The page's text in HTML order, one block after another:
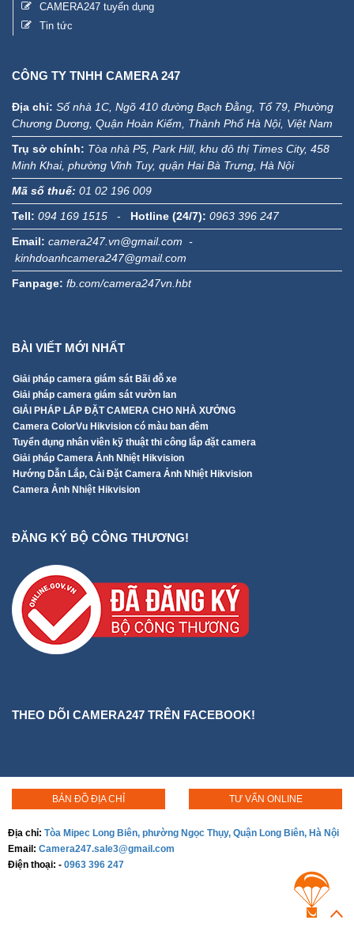
CAMERA247 tuyển dụng
Tin tức
CÔNG TY TNHH CAMERA 247
Địa chỉ: Số nhà 1C, Ngõ 410 đường Bạch Đằng, Tổ 79, Phường
Chương Dương, Quận Hoàn Kiếm, Thành Phố Hà Nội, Việt Nam
Trụ sở chính: Tòa nhà P5, Park Hill, khu đô thị Times City, 458
Minh Khai, phường Vĩnh Tuy, quận Hai Bà Trưng, Hà Nội
Mã số thuế: 01 02 196 009
Tell: 094 169 1515 - Hotline (24/7): 0963 396 247
Email: camera247.vn@gmail.com -
kinhdoanhcamera247@gmail.com
Fanpage: fb.com/camera247vn.hbt
BÀI VIẾT MỚI NHẤT
Giải pháp camera giám sát Bãi đỗ xe
Giải pháp camera giám sát vườn lan
GIẢI PHÁP LẮP ĐẶT CAMERA CHO NHÀ XƯỞNG
Camera ColorVu Hikvision có màu ban đêm
Tuyển dụng nhân viên kỹ thuật thi công lắp đặt camera
Giải pháp Camera Ảnh Nhiệt Hikvision
Hướng Dẫn Lắp, Cài Đặt Camera Ảnh Nhiệt Hikvision
Camera Ảnh Nhiệt Hikvision
ĐĂNG KÝ BỘ CÔNG THƯƠNG!
THEO DÕI CAMERA247 TRÊN FACEBOOK!
BẢN ĐỒ ĐỊA CHỈ TƯ VẤN ONLINE
Địa chỉ: Tòa Mipec Long Biên, phường Ngọc Thụy, Quận Long Biên, Hà Nội
Email: Camera247.sale3@gmail.com
Điện thoại: - 0963 396 247